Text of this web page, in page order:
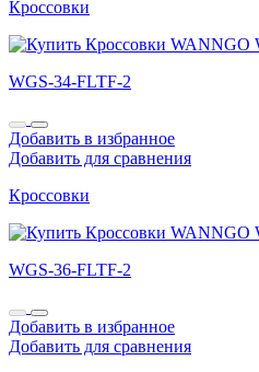
Кроссовки
WGS-34-FLTF-2
Добавить в избранное
Добавить для сравнения
Кроссовки
WGS-36-FLTF-2
Добавить в избранное
Добавить для сравнения